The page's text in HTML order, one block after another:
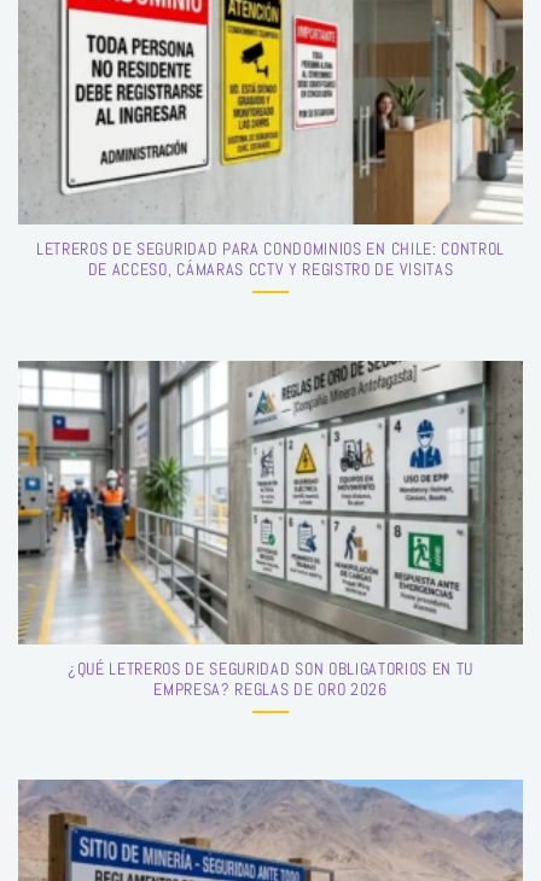
LETREROS DE SEGURIDAD PARA CONDOMINIOS EN CHILE: CONTROL
DE ACCESO, CÁMARAS CCTV Y REGISTRO DE VISITAS
¿QUÉ LETREROS DE SEGURIDAD SON OBLIGATORIOS EN TU
EMPRESA? REGLAS DE ORO 2026